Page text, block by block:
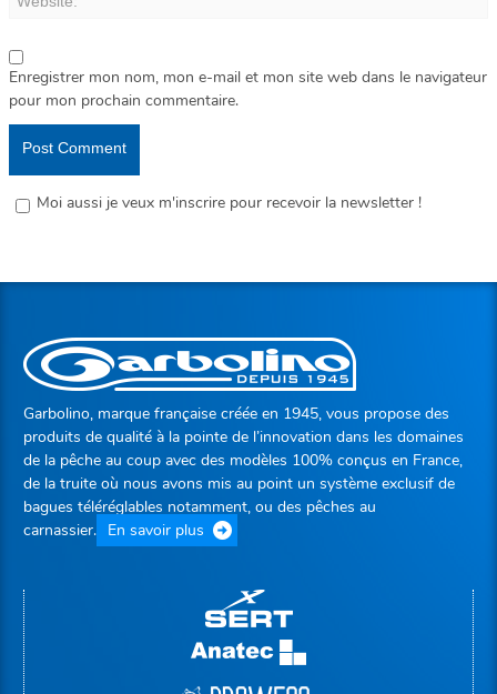
Enregistrer mon nom, mon e-mail et mon site web dans le navigateur
pour mon prochain commentaire.
Moi aussi je veux m'inscrire pour recevoir la newsletter !
Garbolino, marque française créée en 1945, vous propose des
produits de qualité à la pointe de l’innovation dans les domaines
de la pêche au coup avec des modèles 100% conçus en France,
de la truite où nous avons mis au point un système exclusif de
bagues téléréglables notamment, ou des pêches au
carnassier. En savoir plus